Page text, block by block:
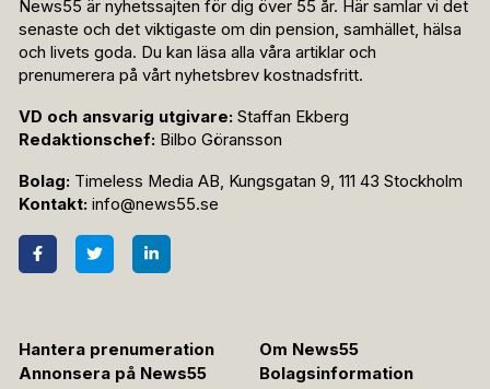
News55 är nyhetssajten för dig över 55 år. Här samlar vi det
senaste och det viktigaste om din pension, samhället, hälsa
och livets goda. Du kan läsa alla våra artiklar och
prenumerera på vårt nyhetsbrev kostnadsfritt.
VD och ansvarig utgivare: Staffan Ekberg
Redaktionschef: Bilbo Göransson
Bolag: Timeless Media AB, Kungsgatan 9, 111 43 Stockholm
Kontakt: info@news55.se
Hantera prenumeration
Om News55
Annonsera på News55
Bolagsinformation